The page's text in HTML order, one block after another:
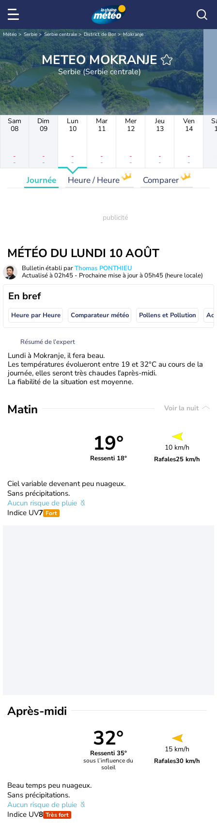
Météo Serbie Serbie centrale District de Bor Mokranje
METEO MOKRANJE
Serbie (Serbie centrale)
Sam
08
-
-
Dim
09
-
-
Lun
10
-
-
Mar
11
-
-
Mer
12
-
-
Jeu
13
-
-
Ven
14
-
-
Journée Heure / Heure Comparer
MÉTÉO DU LUNDI 10 AOÛT
Bulletin établi parThomas PONTHIEU
Actualisé à 02h45 - Prochaine mise à jour à 05h45 (heure locale)
En bref
Heure par Heure Comparateur météo Pollens et Pollution
Résumé de l’expert
Lundi à Mokranje, il fera beau.
Les températures évolueront entre 19 et 32°C au cours de la
journée, elles seront très chaudes l'après-midi.
La fiabilité de la situation est moyenne.
Matin Voir la nuit
19°
Ressenti 18°
10 km/h
Rafales25 km/h
Ciel variable devenant peu nuageux.
Sans précipitations.
Aucun risque de pluie
Indice UV7 Fort
Après-midi
32°
Ressenti 35°
sous l’influence du
soleil
15 km/h
Rafales30 km/h
Beau temps peu nuageux.
Sans précipitations.
Aucun risque de pluie
Indice UV8 Très fort